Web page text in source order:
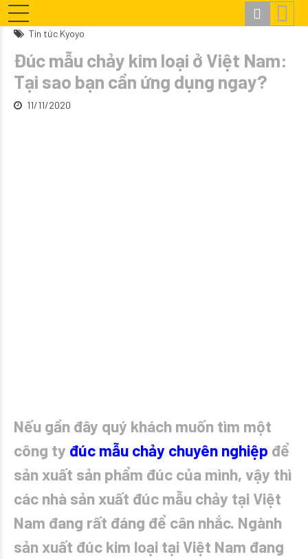
Tin tức Kyoyo
Đúc mẫu chảy kim loại ở Việt Nam:
Tại sao bạn cần ứng dụng ngay?
11/11/2020
Nếu gần đây quý khách muốn tìm một
công ty đúc mẫu chảy chuyên nghiệp để
sản xuất sản phẩm đúc của mình, vậy thì
các nhà sản xuất đúc mẫu chảy tại Việt
Nam đang rất đáng để cân nhắc. Ngành
sản xuất đúc kim loại tại Việt Nam đang